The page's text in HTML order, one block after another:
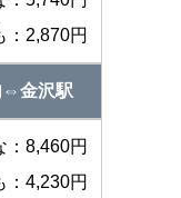
：2,870円
⇔金沢駅
：8,460円
：4,230円